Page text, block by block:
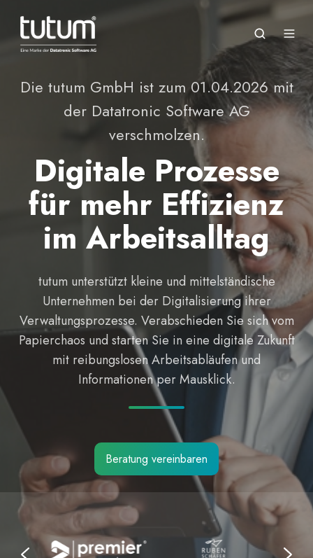
Die tutum GmbH ist zum 01.04.2026 mit
der Datatronic Software AG
verschmolzen.
Digitale Prozesse
für mehr Effizienz
im Arbeitsalltag
tutum unterstützt kleine und mittelständische
Unternehmen bei der Digitalisierung ihrer
Verwaltungsprozesse. Verabschieden Sie sich vom
Papierchaos und starten Sie in eine digitale Zukunft
mit reibungslosen Arbeitsabläufen und
Informationen per Mausklick.
Beratung vereinbaren